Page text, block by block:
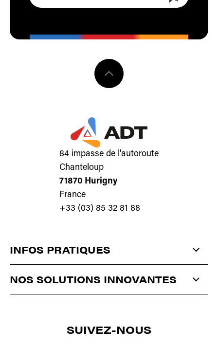
84 impasse de l'autoroute
Chanteloup
71870 Hurigny
France
+33 (03) 85 32 81 88
INFOS PRATIQUES
QUI SOMMES-NOUS ?
ACTUALITÉS
NOS SOLUTIONS INNOVANTES
PLASMA/PULVÉRISATION SÉCHAGE
SUIVEZ-NOUS